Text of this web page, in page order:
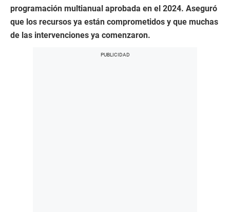
programación multianual aprobada en el 2024. Aseguró
que los recursos ya están comprometidos y que muchas
de las intervenciones ya comenzaron.